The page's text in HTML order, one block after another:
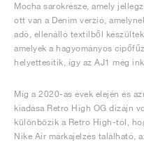
Mocha sarokrésze, amely
ott van a Denim verzió,
adó, ellenálló textilből
amelyek a hagyományos
helyettesítik, így az AJ1 még
Míg a 2020-as évek elején és
kiadása Retro High OG dizájn
különbözik a Retro High-tól,
Nike Air márkajelzés található,